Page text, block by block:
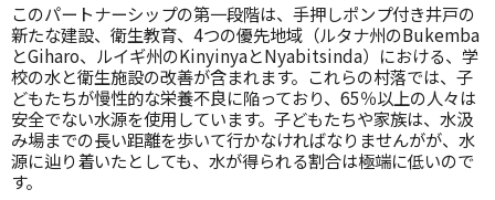
このパートナーシップの第一段階は、手押しポンプ付き井戸の
新たな建設、衛生教育、4つの優先地域（ルタナ州のBukemba
とGiharo、ルイギ州のKinyinyaとNyabitsinda）における、学
校の水と衛生施設の改善が含まれます。これらの村落では、子
どもたちが慢性的な栄養不良に陥っており、65％以上の人々は
安全でない水源を使用しています。子どもたちや家族は、水汲
み場までの長い距離を歩いて行かなければなりませんがが、水
源に辿り着いたとしても、水が得られる割合は極端に低いので
す。